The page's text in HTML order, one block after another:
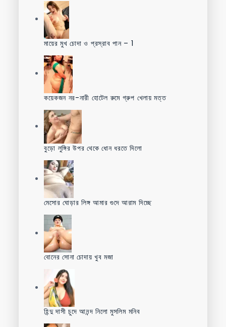
মায়ের মুখ চোদা ও প্রস্রাব পান – 1
কয়েকজন নর-নারী হোটেল রুমে গ্রুপ খেলায় মত্ত
বুড়ো লুঙ্গির উপর থেকে ধোন ধরতে দিলো
মেসোর ঘোড়ার লিঙ্গ আমার গুদে আরাম দিচ্ছে
বোনের সোনা চোদায় খুব মজা
হিন্দু দাসী চুদে আনন্দ নিলো মুসলিম মনিব